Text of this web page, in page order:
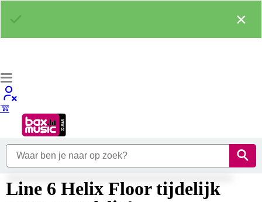
Line 6 Helix Floor tijdelijk
×